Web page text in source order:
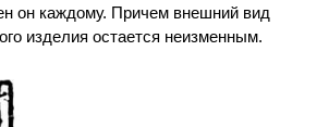
он каждому. Причем внешний вид
изделия остается неизменным.